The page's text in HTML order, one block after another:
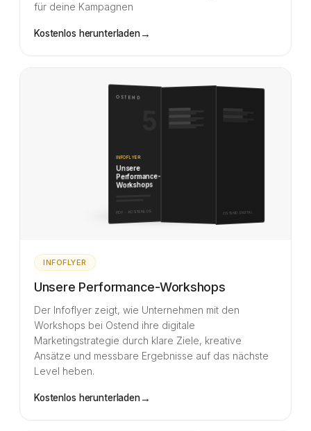
für deine Kampagnen
Kostenlos herunterladen→
OSTEND
INFOFLYER
Unsere
Performance-
Workshops
PDF · KOSTENLOS OSTEND.DIGITAL
INFOFLYER
Unsere Performance-Workshops
Der Infoflyer zeigt, wie Unternehmen mit den
Workshops bei Ostend ihre digitale
Marketingstrategie durch klare Ziele, kreative
Ansätze und messbare Ergebnisse auf das nächste
Level heben.
Kostenlos herunterladen→